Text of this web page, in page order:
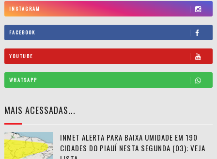
INSTAGRAM
FACEBOOK
YOUTUBE
WHATSAPP
MAIS ACESSADAS...
INMET ALERTA PARA BAIXA UMIDADE EM 190
CIDADES DO PIAUÍ NESTA SEGUNDA (03); VEJA